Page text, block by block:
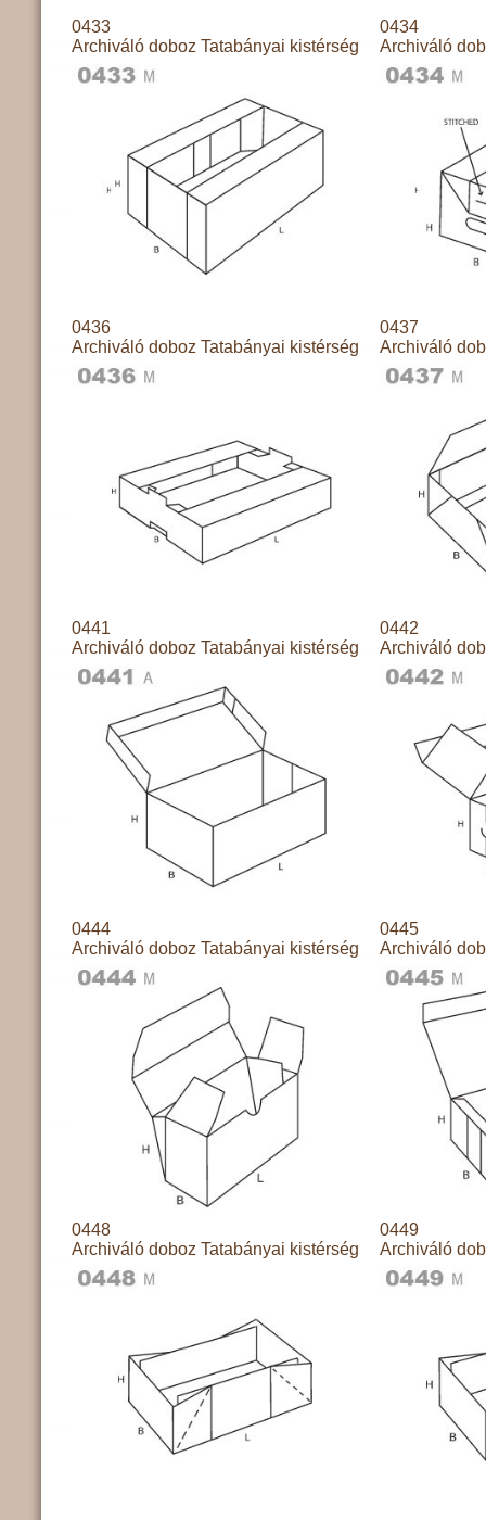
0433
Archiváló doboz Tatabányai kistérség
0434
Archiváló
0436
Archiváló doboz Tatabányai kistérség
0437
Archiváló
0441
Archiváló doboz Tatabányai kistérség
0442
Archiváló
0444
Archiváló doboz Tatabányai kistérség
0445
Archiváló
0448
Archiváló doboz Tatabányai kistérség
0449
Archiváló